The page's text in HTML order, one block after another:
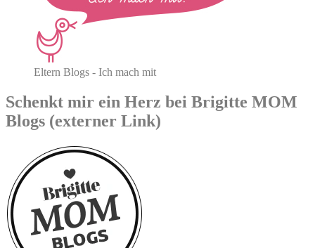
Eltern Blogs - Ich mach mit
Schenkt mir ein Herz bei Brigitte MOM
Blogs (externer Link)